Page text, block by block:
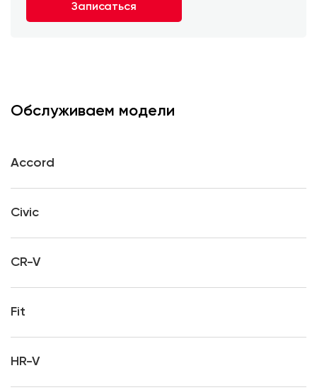
Записаться
Обслуживаем модели
Accord
Civic
CR-V
Fit
HR-V